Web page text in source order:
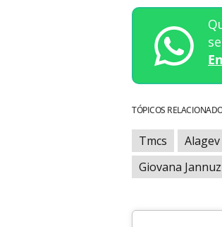
TÓPICOS
Tmcs Alagev
Giovana